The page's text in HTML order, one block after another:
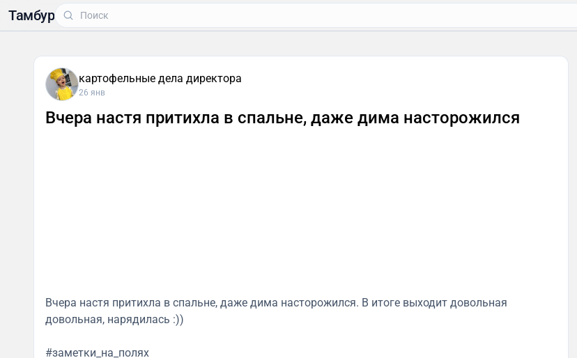
Тамбур
картофельные дела директора
26 янв
Вчера настя притихла в спальне, даже дима насторожился
Вчера настя притихла в спальне, даже дима насторожился. В итоге выходит довольная
довольная, нарядилась :))
#заметки_на_полях